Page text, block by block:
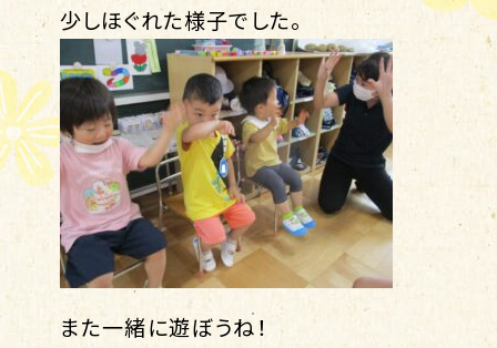
少しほぐれた様子でした。
また一緒に遊ぼうね！